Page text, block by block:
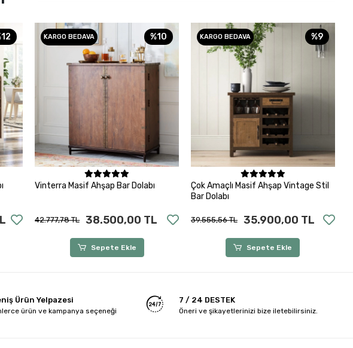
KARGO BEDAVA %10
Sepete Ekle
Vinterra Masif Ahşap Bar Dolabı
42.777,78 TL 38.500,00 TL
Sepete Ekle
KARGO BEDAVA %9
Sepete Ekle
Çok Amaçlı Masif Ahşap Vintage Stil
Bar Dolabı
39.555,56 TL 35.900,00 TL
Sepete Ekle
Ürün Yelpazesi
ürün ve kampanya seçeneği
7 / 24 DESTEK
Öneri ve şikayetlerinizi bize iletebilirsiniz.